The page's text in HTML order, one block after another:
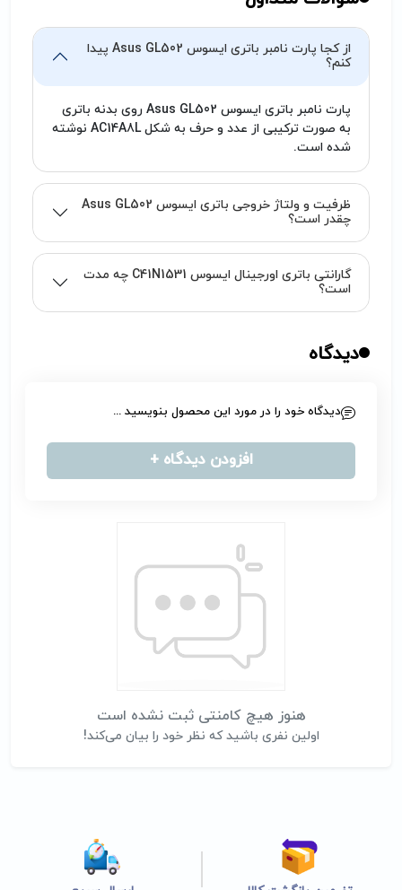
از کجا پارت نامبر باتری ایسوس Asus GL502 پیدا
کنم؟
پارت نامبر باتری ایسوس Asus GL502 روی بدنه باتری
به صورت ترکیبی از عدد و حرف به شکل AC14A8L نوشته
شده است.
ظرفیت و ولتاژ خروجی باتری ایسوس Asus GL502
چقدر است؟
گارانتی باتری اورجینال ایسوس C41N1531 چه مدت
است؟
دیدگاه
هنوز هیچ کامنتی ثبت نشده است
اولین نفری باشید که نظر خود را بیان می‌کند!
دیدگاه خود را در مورد این محصول بنویسید ...
افزودن دیدگاه +